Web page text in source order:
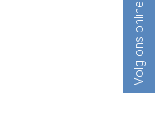
Volg ons online